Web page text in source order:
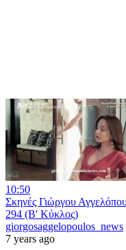
10:50
Σκηνές Γιώργου
294 (Β' Κύκλος)
giorgosaggelopoulos_news
7 years ago